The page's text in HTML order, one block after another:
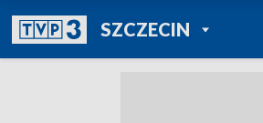
SZCZECINPOWRÓT DO
TVP REGIONY